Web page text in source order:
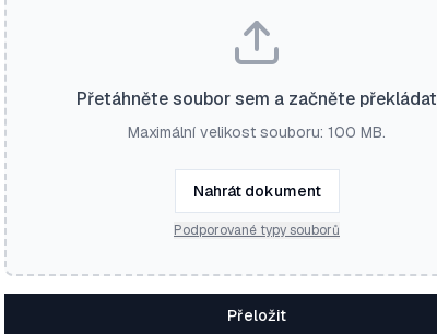
Přetáhněte soubor sem a začněte překládat
Maximální velikost souboru: 100 MB.
Nahrát dokument
Podporované typy souborů
Přeložit